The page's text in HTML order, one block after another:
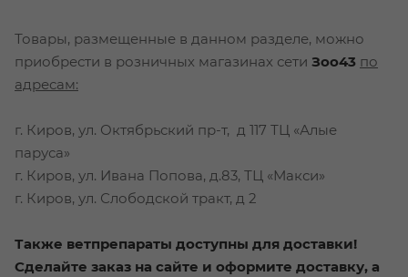
Товары, размещенные в данном разделе, можно
приобрести в розничных магазинах сети Зоо43 по
адресам:
г. Киров, ул. Октябрьский пр-т, д 117 ТЦ «Алые
паруса»
г. Киров, ул. Ивана Попова, д.83, ТЦ «Макси»
г. Киров, ул. Слободской тракт, д 2
Также ветпрепараты доступны для доставки!
Сделайте заказ на сайте и оформите доставку, а